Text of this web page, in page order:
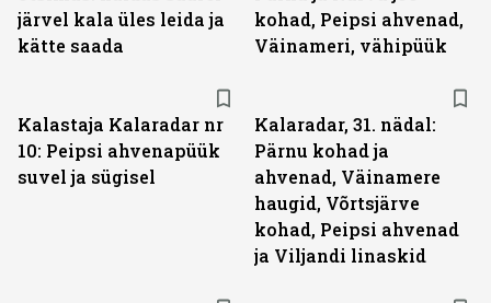
järvel kala üles leida ja
kätte saada
kohad, Peipsi ahvenad,
Väinameri, vähipüük
Kalastaja Kalaradar nr
10: Peipsi ahvenapüük
suvel ja sügisel
Kalaradar, 31. nädal:
Pärnu kohad ja
ahvenad, Väinamere
haugid, Võrtsjärve
kohad, Peipsi ahvenad
ja Viljandi linaskid